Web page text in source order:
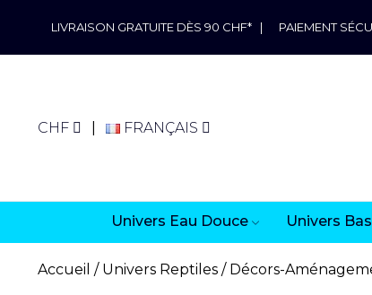
LIVRAISON GRATUITE DÈS 90 CHF* | PAIEMENT
CHF FRANÇAIS
Univers Eau Douce Univers
Accueil Univers Reptiles Décors-